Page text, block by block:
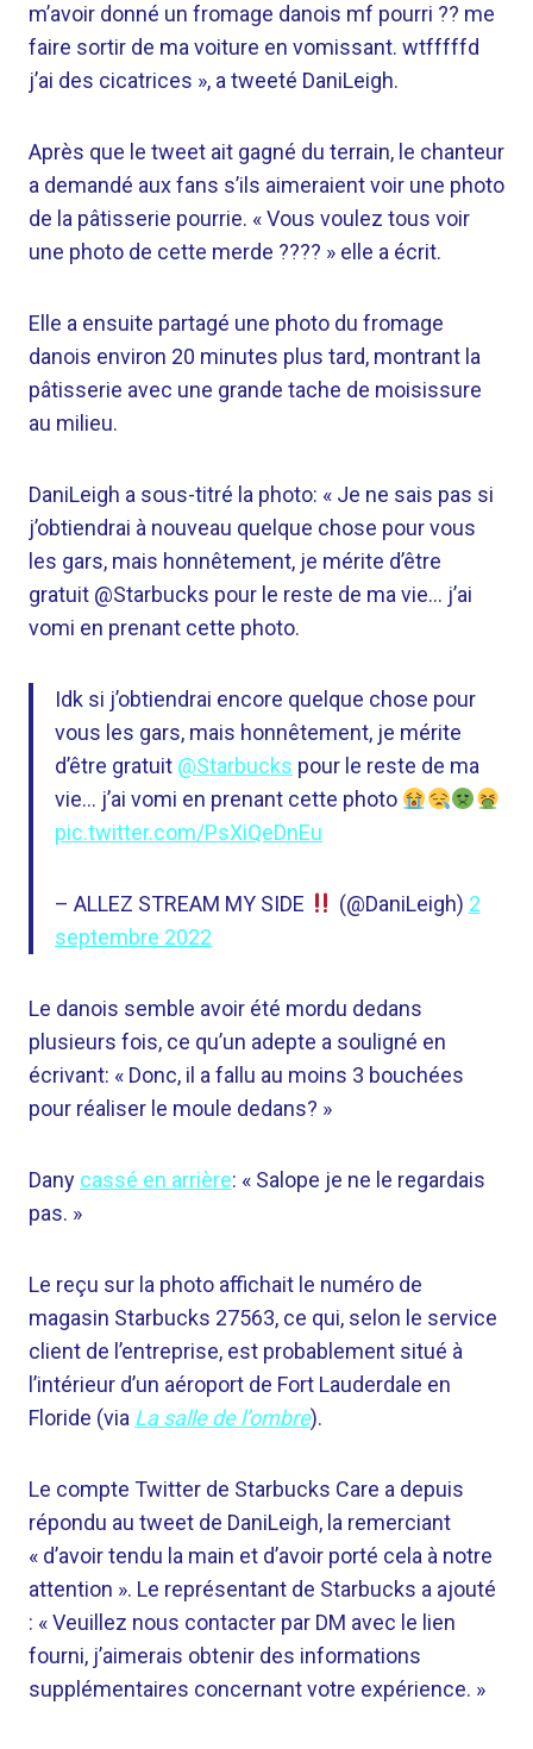
m’avoir donné un fromage danois mf pourri ?? me
faire sortir de ma voiture en vomissant. wtfffffd
j’ai des cicatrices », a tweeté DaniLeigh.
Après que le tweet ait gagné du terrain, le chanteur
a demandé aux fans s’ils aimeraient voir une photo
de la pâtisserie pourrie. « Vous voulez tous voir
une photo de cette merde ???? » elle a écrit.
Elle a ensuite partagé une photo du fromage
danois environ 20 minutes plus tard, montrant la
pâtisserie avec une grande tache de moisissure
au milieu.
DaniLeigh a sous-titré la photo: « Je ne sais pas si
j’obtiendrai à nouveau quelque chose pour vous
les gars, mais honnêtement, je mérite d’être
gratuit @Starbucks pour le reste de ma vie… j’ai
vomi en prenant cette photo.
Idk si j’obtiendrai encore quelque chose pour
vous les gars, mais honnêtement, je mérite
d’être gratuit @Starbucks pour le reste de ma
vie… j’ai vomi en prenant cette photo
pic.twitter.com/PsXiQeDnEu
– ALLEZ STREAM MY SIDE (@DaniLeigh) 2
septembre 2022
Le danois semble avoir été mordu dedans
plusieurs fois, ce qu’un adepte a souligné en
écrivant: « Donc, il a fallu au moins 3 bouchées
pour réaliser le moule dedans? »
Dany cassé en arrière: « Salope je ne le regardais
pas. »
Le reçu sur la photo affichait le numéro de
magasin Starbucks 27563, ce qui, selon le service
client de l’entreprise, est probablement situé à
l’intérieur d’un aéroport de Fort Lauderdale en
Floride (via La salle de l’ombre).
Le compte Twitter de Starbucks Care a depuis
répondu au tweet de DaniLeigh, la remerciant
« d’avoir tendu la main et d’avoir porté cela à notre
attention ». Le représentant de Starbucks a ajouté
: « Veuillez nous contacter par DM avec le lien
fourni, j’aimerais obtenir des informations
supplémentaires concernant votre expérience. »